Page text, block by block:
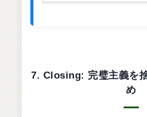
7. Closing: 完璧主義を
め